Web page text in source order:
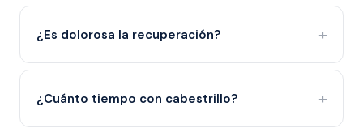
¿Es dolorosa la recuperación?
¿Cuánto tiempo con cabestrillo?